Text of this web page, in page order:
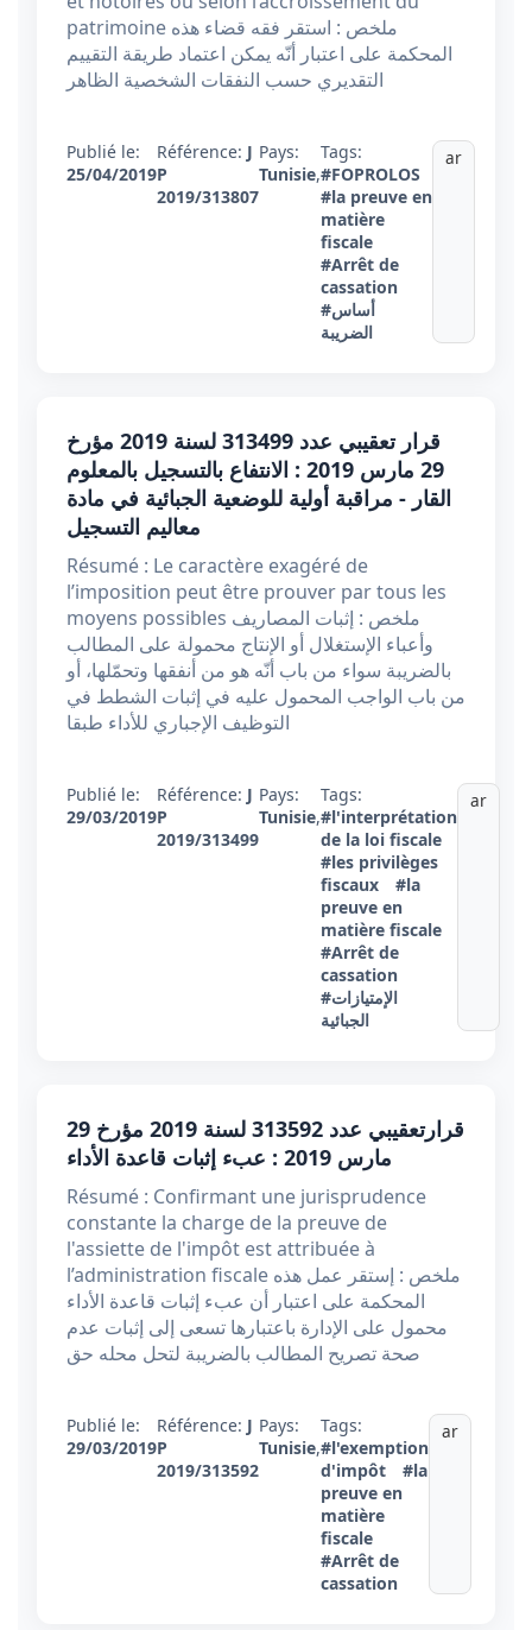
patrimoine ملخص : استقر فقه قضاء هذه
المحكمة على اعتبار أنّه يمكن اعتماد طريقة التقييم
التقديري حسب النفقات الشخصية الظاهر
Publié le:
25/04/2019
Référence: J
P
2019/313807
Pays:
Tunisie,
Tags:
#FOPROLOS
#la preuve en
matière
fiscale
#Arrêt de
cassation
#أساس
الضريبة
ar
قرار تعقيبي عدد 313499 لسنة 2019 مؤرخ
29 مارس 2019 : الانتفاع بالتسجيل بالمعلوم
القار - مراقبة أولية للوضعية الجبائية في مادة
معاليم التسجيل
Résumé : Le caractère exagéré de
l’imposition peut être prouver par tous les
moyens possibles ملخص : إثبات المصاريف
وأعباء الإستغلال أو الإنتاج محمولة على المطالب
بالضريبة سواء من باب أنّه هو من أنفقها وتحمّلها، أو
من باب الواجب المحمول عليه في إثبات الشطط في
التوظيف الإجباري للأداء طبقا
Publié le:
29/03/2019
Référence: J
P
2019/313499
Pays:
Tunisie,
Tags:
#l'interprétation
de la loi fiscale
#les privilèges
fiscaux
#la
preuve en
matière fiscale
#Arrêt de
cassation
#الإمتيازات
الجبائية
ar
قرارتعقيبي عدد 313592 ​​​​​​​لسنة 2019 مؤرخ 29
مارس 2019 : عبء إثبات قاعدة الأداء
Résumé : Confirmant une jurisprudence
constante la charge de la preuve de
l'assiette de l'impôt est attribuée à
l’administration fiscale ملخص : إستقر عمل هذه
المحكمة على اعتبار أن عبء إثبات قاعدة الأداء
محمول على الإدارة باعتبارها تسعى إلى إثبات عدم
صحة تصريح المطالب بالضريبة لتحل محله حق
Publié le:
29/03/2019
Référence: J
P
2019/313592
Pays:
Tunisie,
Tags:
#l'exemption
d'impôt
#la
preuve en
matière
fiscale
#Arrêt de
cassation
ar